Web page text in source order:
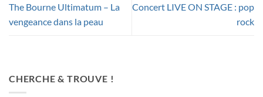
The Bourne Ultimatum – La
vengeance dans la peau
Concert LIVE ON STAGE : pop
rock
CHERCHE & TROUVE !